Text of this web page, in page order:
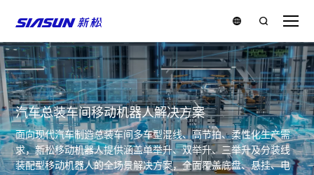
汽车总装车间移动机器人解决方案
面向现代汽车制造总装车间多车型混线、高节拍、柔性化生产需
求，新松移动机器人提供涵盖单举升、双举升、三举升及分装线
装配型移动机器人的全场景解决方案，全面覆盖底盘、悬挂、电